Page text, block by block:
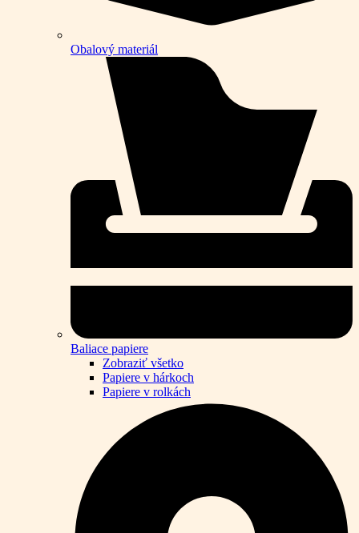
Obalový materiál
Baliace papiere
Zobraziť všetko
Papiere v hárkoch
Papiere v rolkách